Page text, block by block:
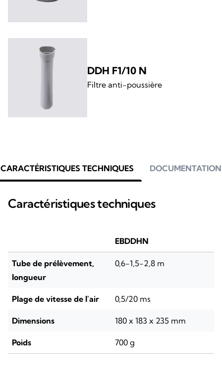
DDH F1/10 N
Filtre anti-poussière
CARACTÉRISTIQUES TECHNIQUES DOCUMENTATION
Caractéristiques techniques
EBDDHN
Tube de prélèvement,
longueur
0,6-1,5-2,8 m
Plage de vitesse de l'air 0,5/20 ms
Dimensions 180 x 183 x 235 mm
Poids 700 g